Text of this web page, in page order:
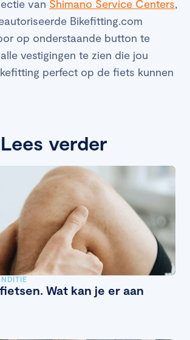
van Shimano Service Centers,
Bikefitting.com
op onderstaande button te
vestigingen te zien die jou
perfect op de fiets kunnen
Lees verder
Wat kan je er aan